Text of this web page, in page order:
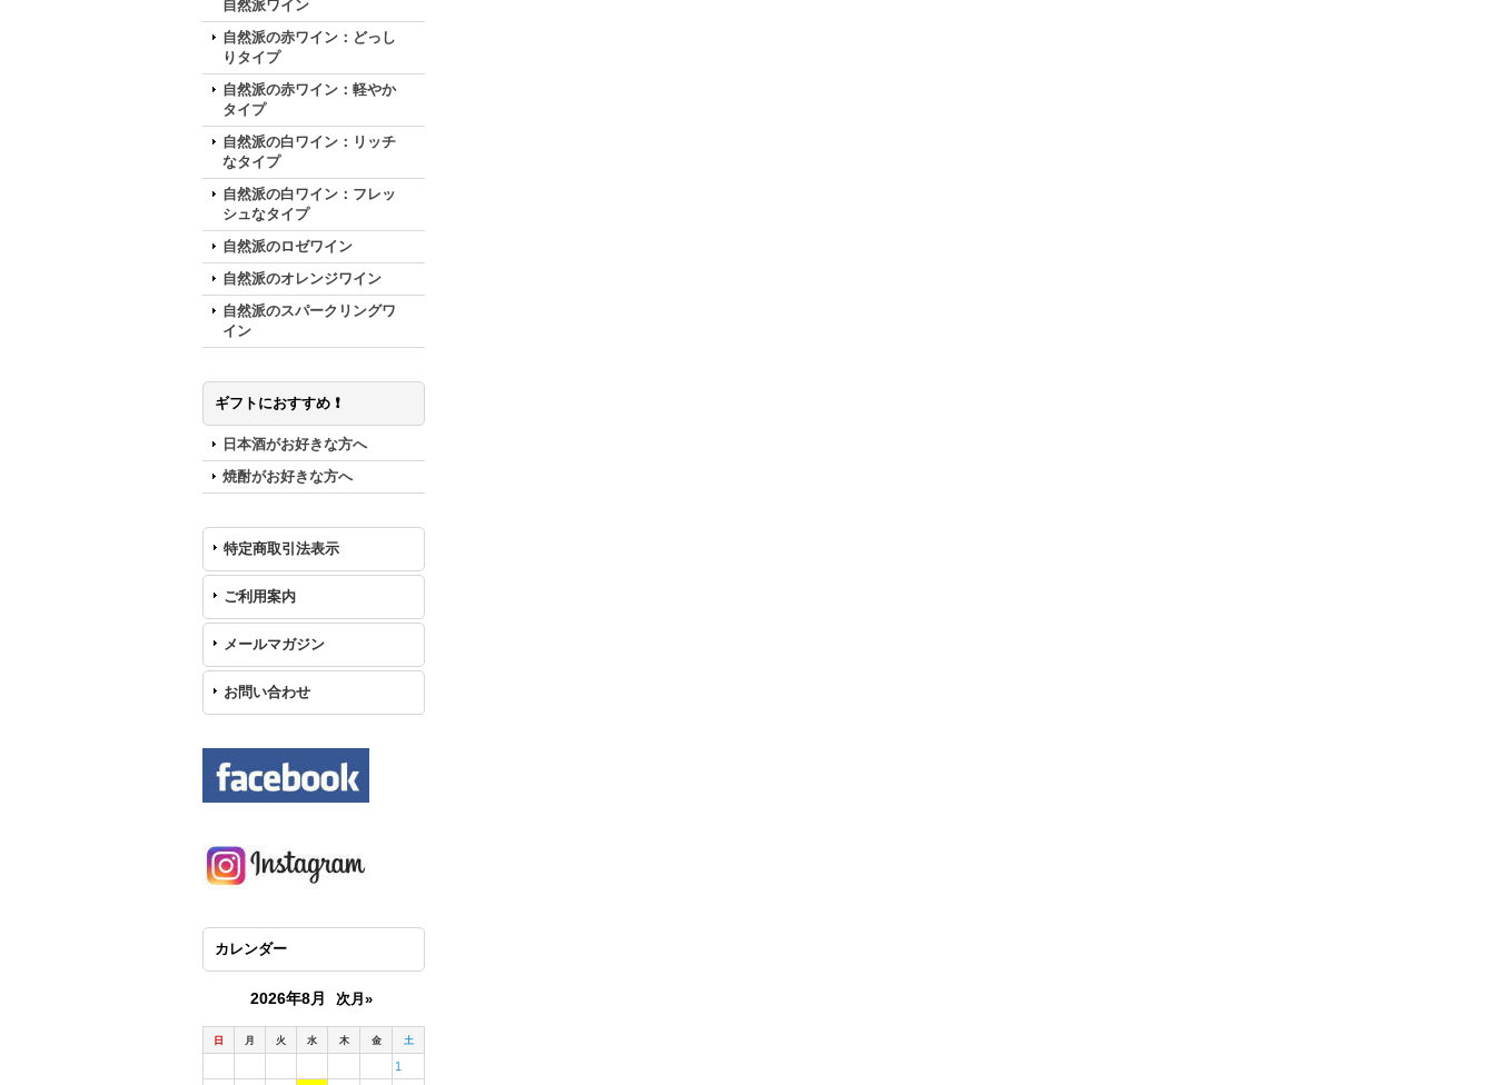
自然派ワイン
自然派の赤ワイン：どっし
りタイプ
自然派の赤ワイン：軽やか
タイプ
自然派の白ワイン：リッチ
なタイプ
自然派の白ワイン：フレッ
シュなタイプ
自然派のロゼワイン
自然派のオレンジワイン
自然派のスパークリングワ
イン
ギフトにおすすめ ❗️
日本酒がお好きな方へ
焼酎がお好きな方へ
特定商取引法表示
ご利用案内
メールマガジン
お問い合わせ
カレンダー
2026年8月 次月»
日 月 火 水 木 金 土
1